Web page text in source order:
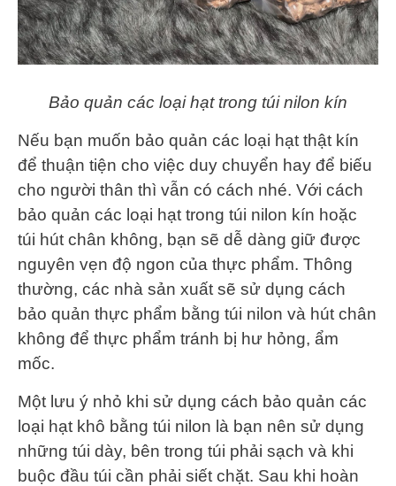
Bảo quản các loại hạt trong túi nilon kín
Nếu bạn muốn bảo quản các loại hạt thật kín
để thuận tiện cho việc duy chuyển hay để biếu
cho người thân thì vẫn có cách nhé. Với cách
bảo quản các loại hạt trong túi nilon kín hoặc
túi hút chân không, bạn sẽ dễ dàng giữ được
nguyên vẹn độ ngon của thực phẩm. Thông
thường, các nhà sản xuất sẽ sử dụng cách
bảo quản thực phẩm bằng túi nilon và hút chân
không để thực phẩm tránh bị hư hỏng, ẩm
mốc.
Một lưu ý nhỏ khi sử dụng cách bảo quản các
loại hạt khô bằng túi nilon là bạn nên sử dụng
những túi dày, bên trong túi phải sạch và khi
buộc đầu túi cần phải siết chặt. Sau khi hoàn